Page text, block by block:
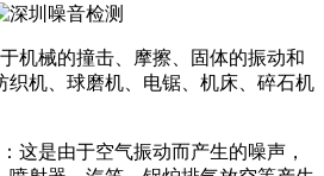
械的撞击、摩擦、固体的振动和
织机、球磨机、电锯、机床、碎石机
是由于空气振动而产生的噪声，